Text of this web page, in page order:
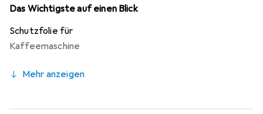
lässt sich die Folie blasenfrei anbringen und jederzeit
hinterlassen. Das Produkt wird in Deutschland hergestellt
und bietet eine Herstellergarantie von 10 Jahren, was für
Das Wichtigste auf einen Blick
Schutzfolie für
Kaffeemaschine
Mehr anzeigen